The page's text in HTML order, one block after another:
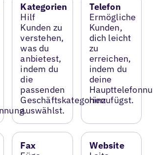
Kategorien
Hilf
Kunden zu
verstehen,
was du
anbietest,
indem du
die
passenden
Geschäftskategorien
auswählst.
Telefon
Ermögliche
Kunden,
dich leicht
zu
erreichen,
indem du
deine
hinzufügst.
Fax
Website